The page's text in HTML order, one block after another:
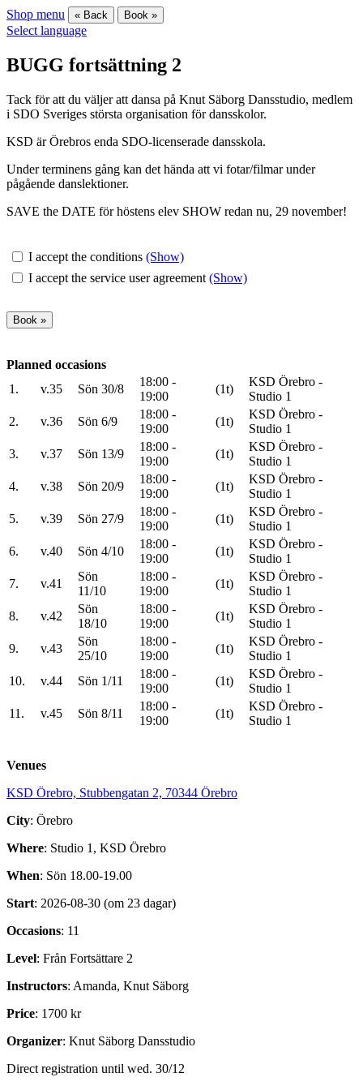
Shop menu « Back Book »
Select language
BUGG fortsättning 2
Tack för att du väljer att dansa på Knut Säborg Dansstudio, medlem
i SDO Sveriges största organisation för dansskolor.
KSD är Örebros enda SDO-licenserade dansskola.
Under terminens gång kan det hända att vi fotar/filmar under
pågående danslektioner.
SAVE the DATE för höstens elev SHOW redan nu, 29 november!
I accept the conditions (Show)
I accept the service user agreement (Show)
Planned occasions
1.
v.35 Sön 30/8
18:00 -
19:00
(1t)
KSD Örebro -
Studio 1
2.
v.36 Sön 6/9
18:00 -
19:00
(1t)
KSD Örebro -
Studio 1
3.
v.37 Sön 13/9
18:00 -
19:00
(1t)
KSD Örebro -
Studio 1
4.
v.38 Sön 20/9
18:00 -
19:00
(1t)
KSD Örebro -
Studio 1
5.
v.39 Sön 27/9
18:00 -
19:00
(1t)
KSD Örebro -
Studio 1
6.
v.40 Sön 4/10
18:00 -
19:00
(1t)
KSD Örebro -
Studio 1
7.
v.41
Sön
11/10
18:00 -
19:00
(1t)
KSD Örebro -
Studio 1
8.
v.42
Sön
18/10
18:00 -
19:00
(1t)
KSD Örebro -
Studio 1
9.
v.43
Sön
25/10
18:00 -
19:00
(1t)
KSD Örebro -
Studio 1
10.
v.44 Sön 1/11
18:00 -
19:00
(1t)
KSD Örebro -
Studio 1
11.
v.45 Sön 8/11
18:00 -
19:00
(1t)
KSD Örebro -
Studio 1
Venues
KSD Örebro, Stubbengatan 2, 70344 Örebro
City: Örebro
Where: Studio 1, KSD Örebro
When: Sön 18.00-19.00
Start: 2026-08-30 (om 23 dagar)
Occasions: 11
Level: Från Fortsättare 2
Instructors: Amanda, Knut Säborg
Price: 1700 kr
Organizer: Knut Säborg Dansstudio
Direct registration until wed. 30/12